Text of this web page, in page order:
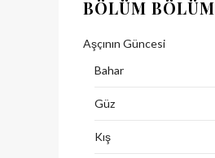
BÖLÜM BÖLÜM
Aşçının Güncesi
Bahar
Güz
Kış